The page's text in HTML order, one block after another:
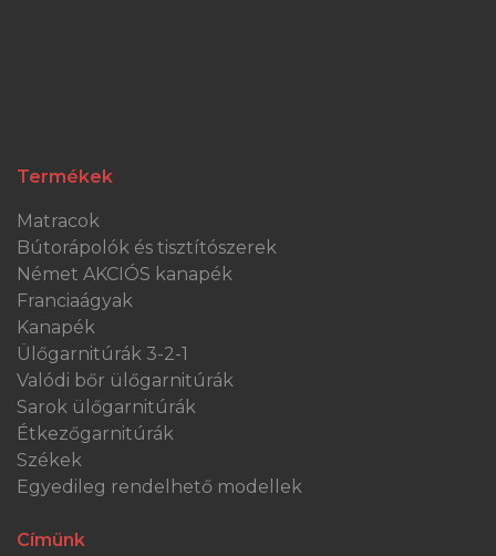
Termékek
Matracok
Bútorápolók és tisztítószerek
Német AKCIÓS kanapék
Franciaágyak
Kanapék
Ülőgarnitúrák 3-2-1
Valódi bőr ülőgarnitúrák
Sarok ülőgarnitúrák
Étkezőgarnitúrák
Székek
Egyedileg rendelhető modellek
Címünk